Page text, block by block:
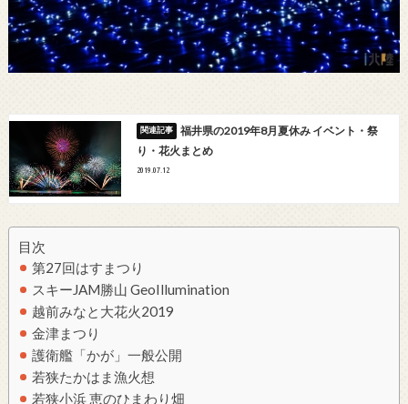
福井県の2019年8月夏休み イベント・祭
り・花火まとめ
2019.07.12
目次
第27回はすまつり
スキーJAM勝山 GeoIllumination
越前みなと大花火2019
金津まつり
護衛艦「かが」一般公開
若狭たかはま漁火想
若狭小浜 恵のひまわり畑